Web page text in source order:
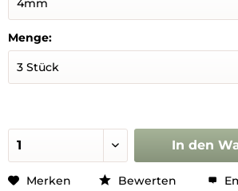
Menge:
In den
Merken Bewerten